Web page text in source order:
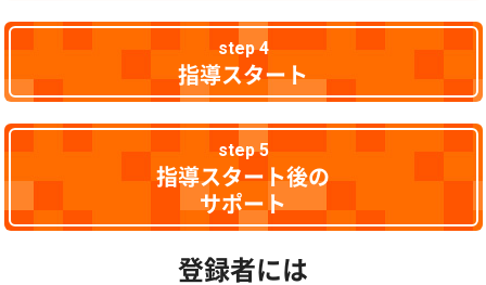
step 4
指導スタート
step 5
指導スタート後の
サポート
登録者には